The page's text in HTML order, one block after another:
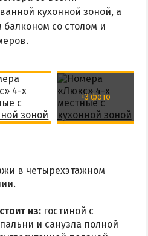
кухонной зоной, а
со столом и
+3 фото
в четырехэтажном
из: гостиной с
и санузла полной